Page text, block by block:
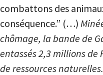
combattons des
conséquence.” (…)
chômage, la bande de
entassés 2,3 millions de
de ressources naturelles.